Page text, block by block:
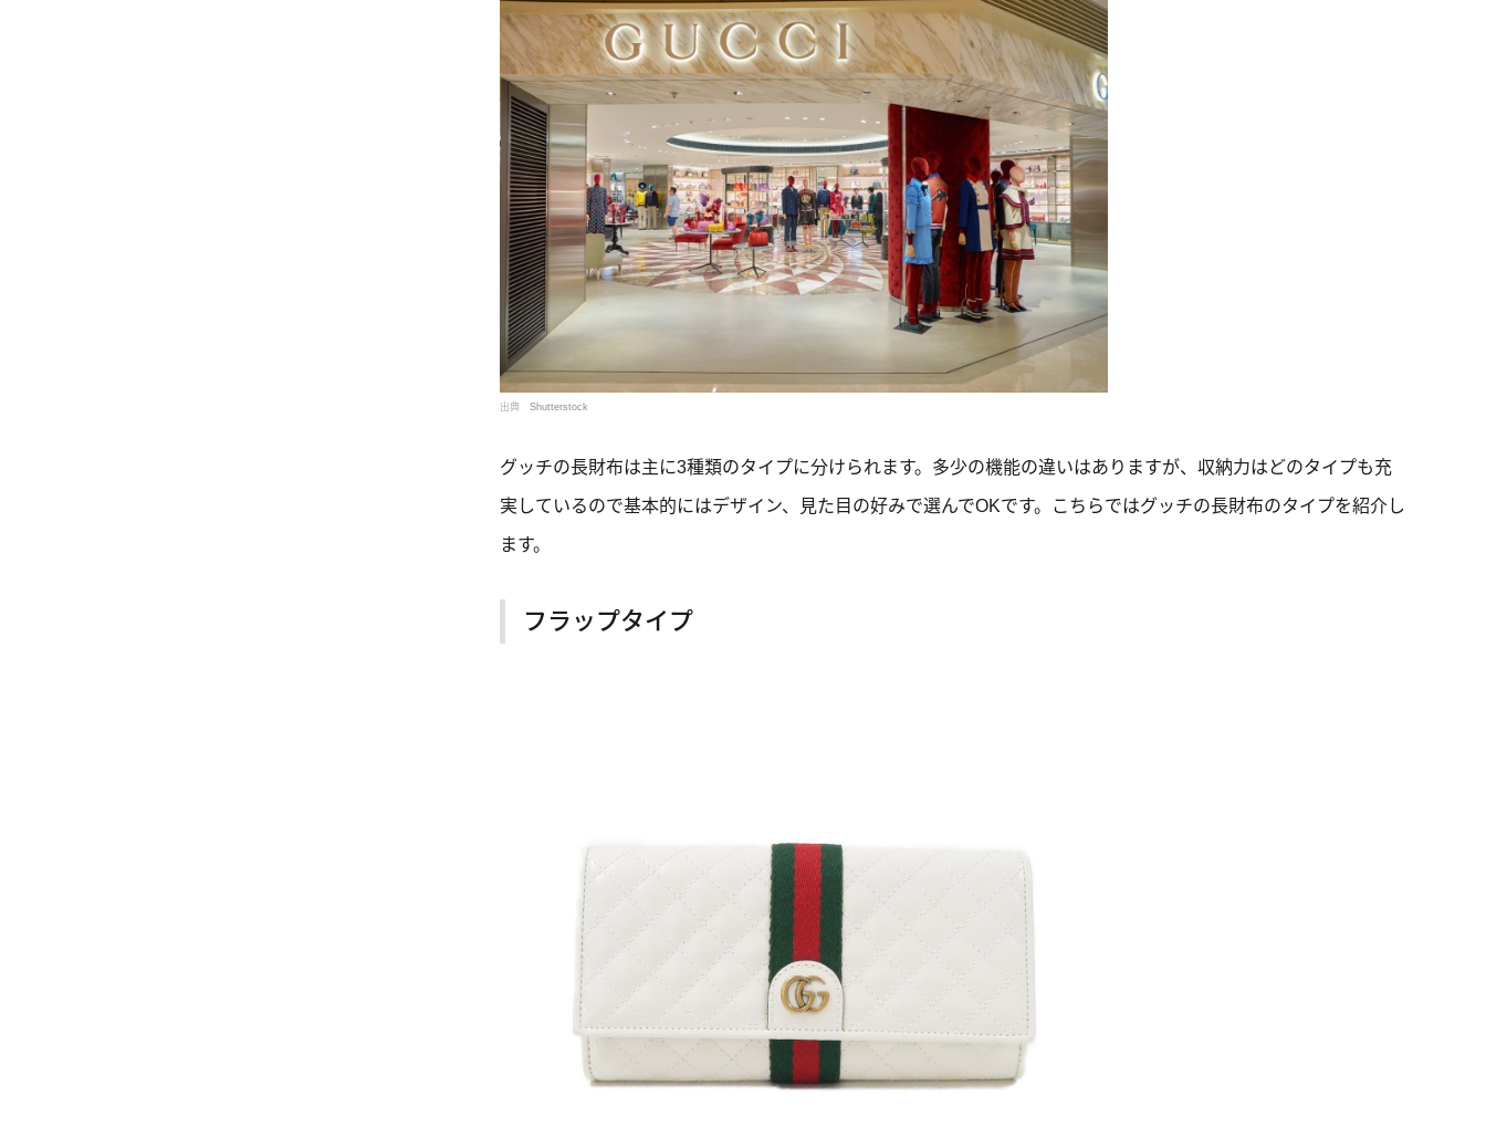
出典 Shutterstock
グッチの長財布は主に3種類のタイプに分けられます。多少の機能の違いはありますが、収納力はどのタイプも充
実しているので基本的にはデザイン、見た目の好みで選んでOKです。こちらではグッチの長財布のタイプを紹介し
ます。
フラップタイプ